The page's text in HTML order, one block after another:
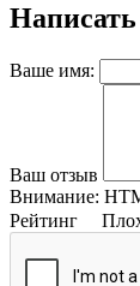
Ваше имя:
Ваш отзыв
Внимание:
Рейтинг